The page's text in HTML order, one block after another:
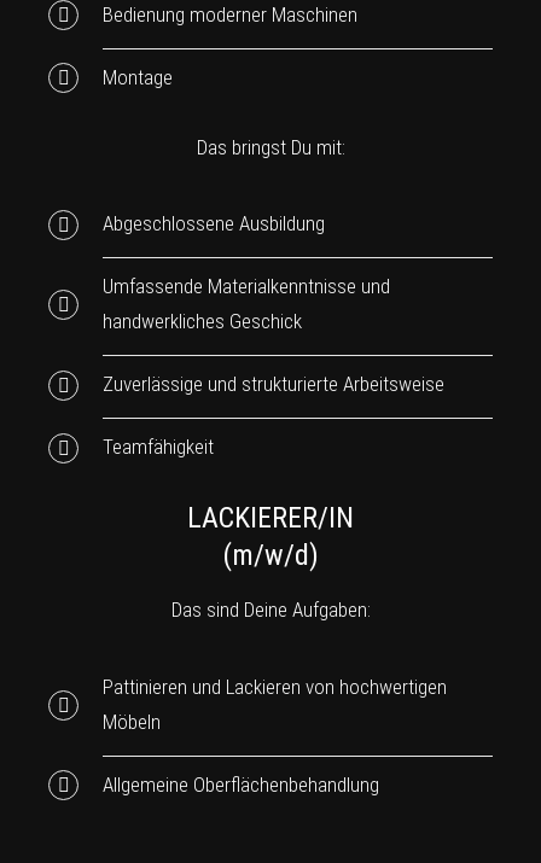
Bedienung moderner Maschinen
Montage
Das bringst Du mit:
Abgeschlossene Ausbildung
Umfassende Materialkenntnisse und
handwerkliches Geschick
Zuverlässige und strukturierte Arbeitsweise
Teamfähigkeit
LACKIERER/IN
(m/w/d)
Das sind Deine Aufgaben:
Pattinieren und Lackieren von hochwertigen
Möbeln
Allgemeine Oberflächenbehandlung